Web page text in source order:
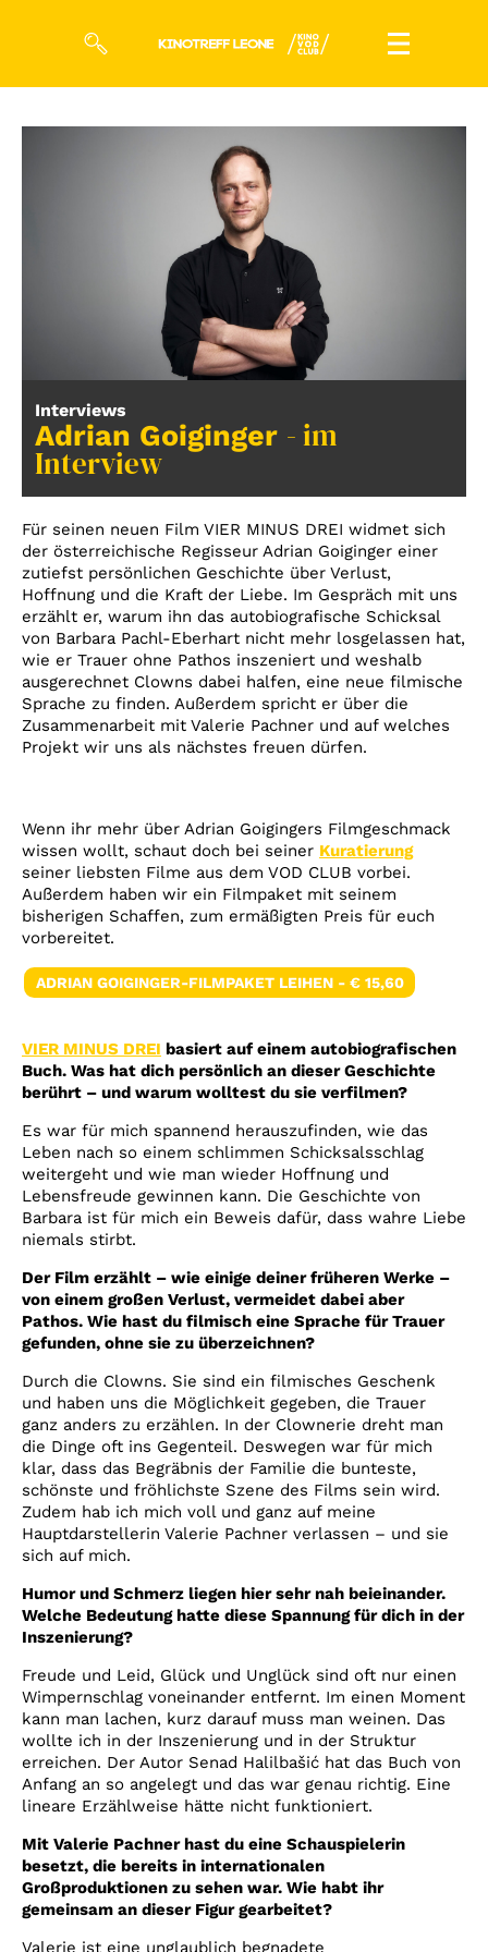
Magazin
Kuratierungen
Events
So geht’s
Filmpakete
Gutscheine
& Filmpässe
Account
Suche
Interviews
Adrian Goiginger - im
Interview
Für seinen neuen Film VIER MINUS DREI widmet sich
der österreichische Regisseur Adrian Goiginger einer
zutiefst persönlichen Geschichte über Verlust,
Hoffnung und die Kraft der Liebe. Im Gespräch mit uns
erzählt er, warum ihn das autobiografische Schicksal
von Barbara Pachl-Eberhart nicht mehr losgelassen hat,
wie er Trauer ohne Pathos inszeniert und weshalb
ausgerechnet Clowns dabei halfen, eine neue filmische
Sprache zu finden. Außerdem spricht er über die
Zusammenarbeit mit Valerie Pachner und auf welches
Projekt wir uns als nächstes freuen dürfen.
Wenn ihr mehr über Adrian Goigingers Filmgeschmack
wissen wollt, schaut doch bei seiner Kuratierung
seiner liebsten Filme aus dem VOD CLUB vorbei.
Außerdem haben wir ein Filmpaket mit seinem
bisherigen Schaffen, zum ermäßigten Preis für euch
vorbereitet.
ADRIAN GOIGINGER-FILMPAKET LEIHEN - € 15,60
VIER MINUS DREI basiert auf einem autobiografischen
Buch. Was hat dich persönlich an dieser Geschichte
berührt – und warum wolltest du sie verfilmen?
Es war für mich spannend herauszufinden, wie das
Leben nach so einem schlimmen Schicksalsschlag
weitergeht und wie man wieder Hoffnung und
Lebensfreude gewinnen kann. Die Geschichte von
Barbara ist für mich ein Beweis dafür, dass wahre Liebe
niemals stirbt.
Der Film erzählt – wie einige deiner früheren Werke –
von einem großen Verlust, vermeidet dabei aber
Pathos. Wie hast du filmisch eine Sprache für Trauer
gefunden, ohne sie zu überzeichnen?
Durch die Clowns. Sie sind ein filmisches Geschenk
und haben uns die Möglichkeit gegeben, die Trauer
ganz anders zu erzählen. In der Clownerie dreht man
die Dinge oft ins Gegenteil. Deswegen war für mich
klar, dass das Begräbnis der Familie die bunteste,
schönste und fröhlichste Szene des Films sein wird.
Zudem hab ich mich voll und ganz auf meine
Hauptdarstellerin Valerie Pachner verlassen – und sie
sich auf mich.
Humor und Schmerz liegen hier sehr nah beieinander.
Welche Bedeutung hatte diese Spannung für dich in der
Inszenierung?
Freude und Leid, Glück und Unglück sind oft nur einen
Wimpernschlag voneinander entfernt. Im einen Moment
kann man lachen, kurz darauf muss man weinen. Das
wollte ich in der Inszenierung und in der Struktur
erreichen. Der Autor Senad Halilbašić hat das Buch von
Anfang an so angelegt und das war genau richtig. Eine
lineare Erzählweise hätte nicht funktioniert.
Mit Valerie Pachner hast du eine Schauspielerin
besetzt, die bereits in internationalen
Großproduktionen zu sehen war. Wie habt ihr
gemeinsam an dieser Figur gearbeitet?
Valerie ist eine unglaublich begnadete